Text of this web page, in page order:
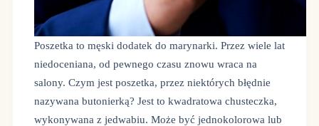
Poszetka to męski dodatek do marynarki. Przez wiele lat
niedoceniana, od pewnego czasu znowu wraca na
salony. Czym jest poszetka, przez niektórych błędnie
nazywana butonierką? Jest to kwadratowa chusteczka,
wykonywana z jedwabiu. Może być jednokolorowa lub